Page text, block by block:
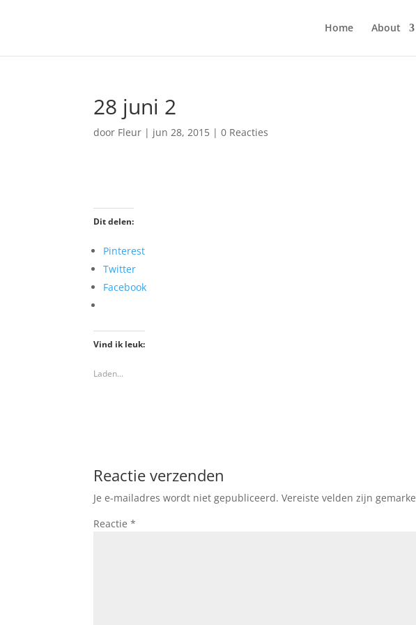
Home About
28 juni 2
door Fleur | jun 28, 2015 |0 Reacties
Dit delen:
Pinterest
Twitter
Facebook
Vind ik leuk:
Laden...
Reactie verzenden
Je e-mailadres wordt niet gepubliceerd. Vereiste velden zijn
Reactie*